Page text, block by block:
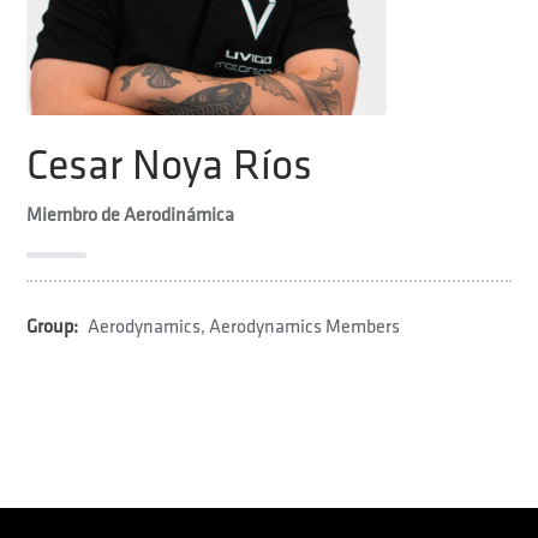
Cesar Noya Ríos
Miembro de Aerodinámica
Group: Aerodynamics,Aerodynamics Members